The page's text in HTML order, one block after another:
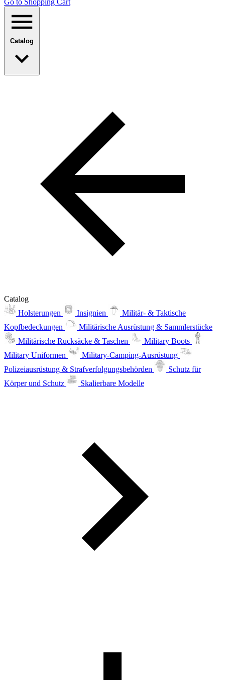
Go to Shopping Сart
Catalog
Catalog
Holsterungen
Insignien
Militär- & Taktische
Kopfbedeckungen
Militärische Ausrüstung & Sammlerstücke
Militärische Rucksäcke & Taschen
Military Boots
Military Uniformen
Military-Camping-Ausrüstung
Polizeiausrüstung & Strafverfolgungsbehörden
Schutz für
Körper und Schutz
Skalierbare Modelle